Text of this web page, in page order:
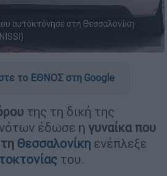
αυτοκτόνησε στη Θεσσαλονίκη
το ΕΘΝΟΣ στη Google
της τη δική της
έδωσε η γυναίκα που
Θεσσαλονίκη ενέπλεξε
του.